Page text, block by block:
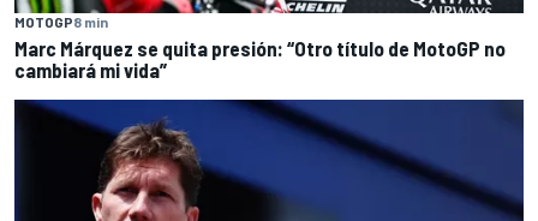
MOTOGP8 min
Marc Márquez se quita presión: “Otro título de MotoGP no
cambiará mi vida”